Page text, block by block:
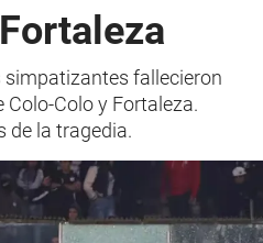
simpatizantes fallecieron
Colo y Fortaleza.
de la tragedia.